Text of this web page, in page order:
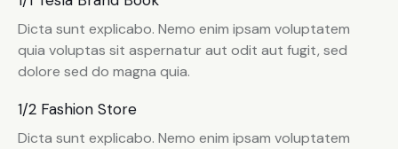
Dicta sunt explicabo. Nemo enim ipsam voluptatem
quia voluptas sit aspernatur aut odit aut fugit, sed
dolore sed do magna quia.
1/2 Fashion Store
Dicta sunt explicabo. Nemo enim ipsam voluptatem